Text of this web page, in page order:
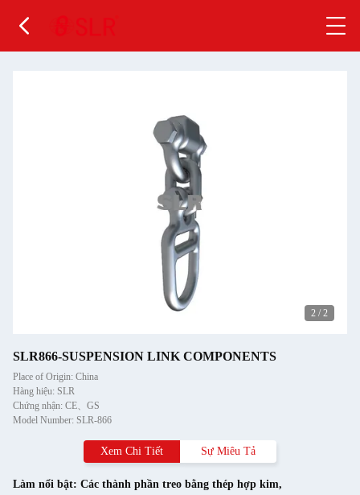
2 / 2
SLR866-SUSPENSION LINK COMPONENTS
Place of Origin: China
Hàng hiệu: SLR
Chứng nhận: CE、GS
Model Number: SLR-866
Xem Chi Tiết Sự Miêu Tả
Làm nổi bật: Các thành phần treo bằng thép hợp kim,